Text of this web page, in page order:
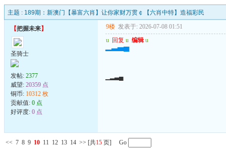
主题 : 189期：新澳门【暴富六肖】让你家财万贯￠【六肖中特】造福彩民
【把握未来】
圣骑士
发帖: 2377
威望: 20359 点
铜币: 10312 枚
贡献值: 0 点
好评度: 0 点
9楼 发表于: 2026-07-08 01:51
u 回复 u 编辑 u
▁▂▃▄
▁▂▃▄
<< 7 8 9 10 11 12 13 14 >> [共15 页] Go